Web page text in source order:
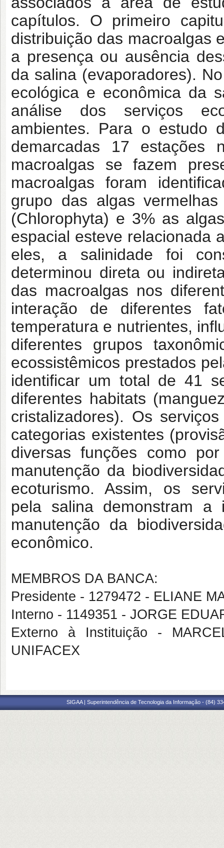
capítulos. O primeiro
distribuição das macroalgas
a presença ou ausência
da salina (evaporadores).
ecológica e econômica da
análise dos serviços
ambientes. Para o estudo
demarcadas 17 estações
macroalgas se fazem
macroalgas foram
grupo das algas
(Chlorophyta) e 3% as
espacial esteve relacionada
eles, a salinidade foi
determinou direta ou
das macroalgas nos
interação de diferentes
temperatura e nutrientes,
diferentes grupos
ecossistêmicos prestados
identificar um total de 41
diferentes habitats
cristalizadores). Os
categorias existentes
diversas funções como
manutenção da
ecoturismo. Assim, os
pela salina demonstram
manutenção da
econômico.
MEMBROS DA BANCA:
Presidente - 1279472 - ELIANE
Interno - 1149351 - JORGE
Externo à Instituição -
UNIFACEX
SIGAA | Superintendência de Tecnologia da Informação - (84)